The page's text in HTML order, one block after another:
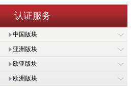
认证服务
中国版块
亚洲版块
欧亚版块
欧洲版块